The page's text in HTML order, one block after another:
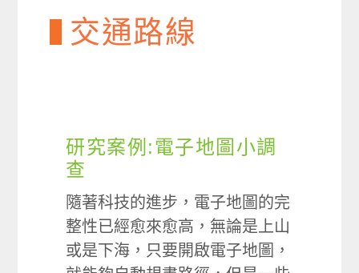
交通路線
研究案例:電子地圖小調
查
隨著科技的進步，電子地圖的完
整性已經愈來愈高，無論是上山
或是下海，只要開啟電子地圖，